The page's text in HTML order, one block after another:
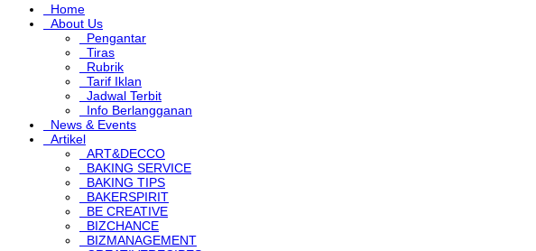
Home
About Us
Pengantar
Tiras
Rubrik
Tarif Iklan
Jadwal Terbit
Info Berlangganan
News & Events
Artikel
ART&DECCO
BAKING SERVICE
BAKING TIPS
BAKERSPIRIT
BE CREATIVE
BIZCHANCE
BIZMANAGEMENT